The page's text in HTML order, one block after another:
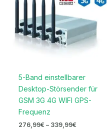
5-Band einstellbarer
Desktop-Störsender für
GSM 3G 4G WIFI GPS-
Frequenz
276,99€ – 339,99€